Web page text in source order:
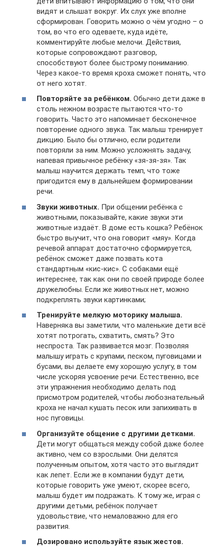
видят и слышат вокруг. Их слух уже вполне
сформирован. Говорить можно о чём угодно – о
том, во что его одеваете, куда идёте,
комментируйте любые мелочи. Действия,
которые сопровождают разговор,
способствуют более быстрому пониманию.
Через какое-то время кроха сможет понять, что
от него хотят.
Повторяйте за ребёнком. Обычно дети даже в
столь нежном возрасте пытаются что-то
говорить. Часто это напоминает бесконечное
повторение одного звука. Так малыш тренирует
дикцию. Было бы отлично, если родители
повторяли за ним. Можно усложнять задачу,
напевая привычное ребёнку «зя-зя-зя». Так
малыш научится держать темп, что тоже
пригодится ему в дальнейшем формировании
речи.
Звуки животных. При общении ребёнка с
животными, показывайте, какие звуки эти
животные издаёт. В доме есть кошка? Ребёнок
быстро выучит, что она говорит «мяу». Когда
речевой аппарат достаточно сформируется,
ребёнок сможет даже позвать кота
стандартным «кис-кис». С собаками ещё
интереснее, так как они по своей природе более
дружелюбны. Если же животных нет, можно
подкреплять звуки картинками;
Тренируйте мелкую моторику малыша.
Наверняка вы заметили, что маленькие дети всё
хотят потрогать, схватить, смять? Это
неспроста. Так развивается мозг. Позволяя
малышу играть с крупами, песком, пуговицами и
бусами, вы делаете ему хорошую услугу, в том
числе ускоряя усвоение речи. Естественно, все
эти упражнения необходимо делать под
присмотром родителей, чтобы любознательный
кроха не начал кушать песок или запихивать в
нос пуговицы.
Организуйте общение с другими детками.
Дети могут общаться между собой даже более
активно, чем со взрослыми. Они делятся
полученным опытом, хотя часто это выглядит
как лепет. Если же в компании будут дети,
которые говорить уже умеют, скорее всего,
малыш будет им подражать. К тому же, играя с
другими детьми, ребёнок получает
удовольствие, что немаловажно для его
развития.
Дозировано используйте язык жестов.